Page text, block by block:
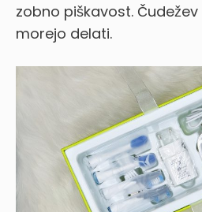
zobno piškavost.
morejo delati.